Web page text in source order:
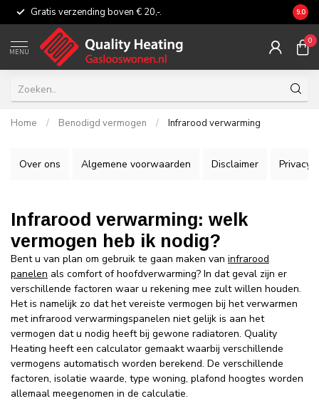
Gratis verzending boven € 20,-. 9.0
MENU
0
Home / Benodigd vermogen / Infrarood verwarming
Over ons Algemene voorwaarden Disclaimer Privacy
Infrarood verwarming: welk
vermogen heb ik nodig?
Bent u van plan om gebruik te gaan maken van infrarood
panelen als comfort of hoofdverwarming? In dat geval zijn er
verschillende factoren waar u rekening mee zult willen houden.
Het is namelijk zo dat het vereiste vermogen bij het verwarmen
met infrarood verwarmingspanelen niet gelijk is aan het
vermogen dat u nodig heeft bij gewone radiatoren. Quality
Heating heeft een calculator gemaakt waarbij verschillende
vermogens automatisch worden berekend. De verschillende
factoren, isolatie waarde, type woning, plafond hoogtes worden
allemaal meegenomen in de calculatie.